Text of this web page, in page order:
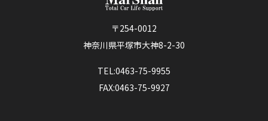
〒254-0012
神奈川県平塚市大神8-2-30
TEL:0463-75-9955
FAX:0463-75-9927